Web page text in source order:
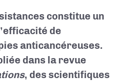
constitue un
de
anticancéreuses.
dans la revue
, des scientifiques